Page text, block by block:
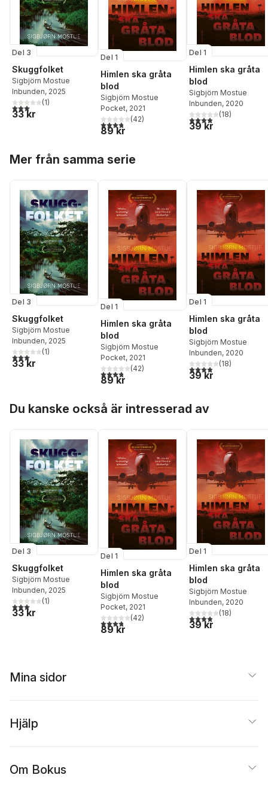
Del 3
Skuggfolket
Sigbjörn Mostue
Inbunden, 2025
3,0utav 5 stjärnor. Totalt antal röster:
(1)
33 kr
Del 1
Himlen ska gråta
blod
Sigbjörn Mostue
Pocket, 2021
3,8utav 5 stjärnor. Totalt antal röster:
(42)
89 kr
Del 1
Himlen ska gråta
blod
Sigbjörn Mostue
Inbunden, 2020
3,9utav 5 stjärnor.
(18)
39 kr
Mer från samma serie
Del 3
Skuggfolket
Sigbjörn Mostue
Inbunden, 2025
3,0utav 5 stjärnor. Totalt antal röster:
(1)
33 kr
Del 1
Himlen ska gråta
blod
Sigbjörn Mostue
Pocket, 2021
3,8utav 5 stjärnor. Totalt antal röster:
(42)
89 kr
Del 1
Himlen ska gråta
blod
Sigbjörn Mostue
Inbunden, 2020
3,9utav 5 stjärnor.
(18)
39 kr
Du kanske också är intresserad av
Del 3
Skuggfolket
Sigbjörn Mostue
Inbunden, 2025
3,0utav 5 stjärnor. Totalt antal röster:
(1)
33 kr
Del 1
Himlen ska gråta
blod
Sigbjörn Mostue
Pocket, 2021
3,8utav 5 stjärnor. Totalt antal röster:
(42)
89 kr
Del 1
Himlen ska gråta
blod
Sigbjörn Mostue
Inbunden, 2020
3,9utav 5 stjärnor.
(18)
39 kr
Mina sidor
Hjälp
Om Bokus